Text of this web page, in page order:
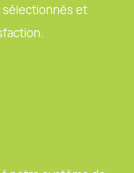
et